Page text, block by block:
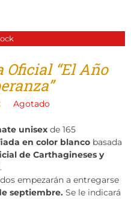
Oficial “El Año
Agotado
unisexde 165
en color blancobasada
de Carthagineses y
.
empezarán a entregarse
septiembre. Se le indicará